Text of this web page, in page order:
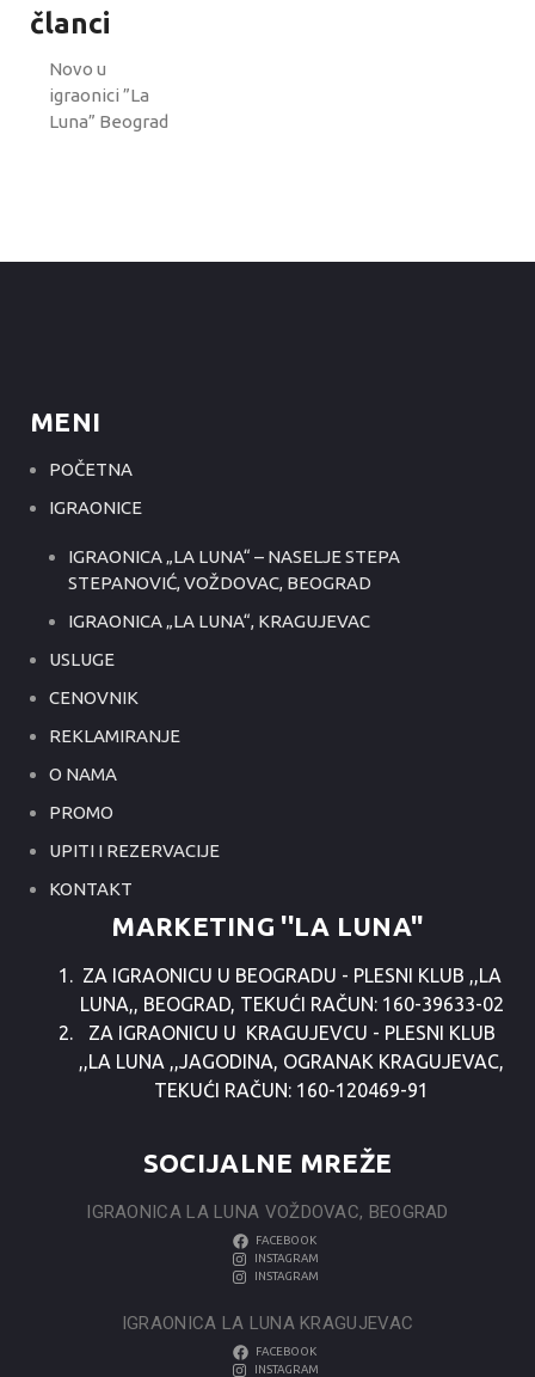
članci
Novo u
igraonici ”La
Luna” Beograd
MENI
POČETNA
IGRAONICE
IGRAONICA „LA LUNA“ – NASELJE STEPA
STEPANOVIĆ, VOŽDOVAC, BEOGRAD
IGRAONICA „LA LUNA“, KRAGUJEVAC
USLUGE
CENOVNIK
REKLAMIRANJE
O NAMA
PROMO
UPITI I REZERVACIJE
KONTAKT
MARKETING ''LA LUNA''
ZA IGRAONICU U BEOGRADU - PLESNI KLUB ,,LA
LUNA,, BEOGRAD, TEKUĆI RAČUN: 160-39633-02
ZA IGRAONICU U KRAGUJEVCU - PLESNI KLUB
,,LA LUNA ,,JAGODINA, OGRANAK KRAGUJEVAC,
TEKUĆI RAČUN: 160-120469-91
SOCIJALNE MREŽE
IGRAONICA LA LUNA VOŽDOVAC, BEOGRAD
FACEBOOK
INSTAGRAM
INSTAGRAM
IGRAONICA LA LUNA KRAGUJEVAC
FACEBOOK
INSTAGRAM